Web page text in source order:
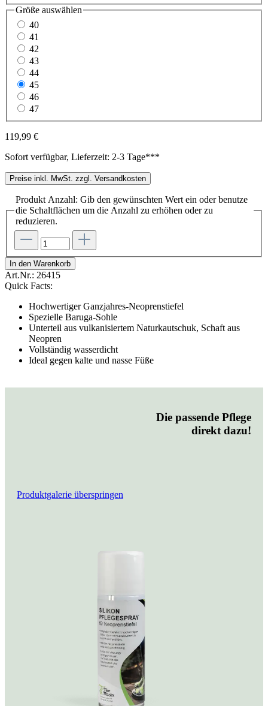
Größe auswählen
40
41
42
43
44
45
46
47
119,99 €
Sofort verfügbar, Lieferzeit: 2-3 Tage***
Preise inkl. MwSt. zzgl. Versandkosten
Produkt Anzahl: Gib den gewünschten Wert ein oder benutze
die Schaltflächen um die Anzahl zu erhöhen oder zu
reduzieren.
In den Warenkorb
Art.Nr.: 26415
Quick Facts:
Hochwertiger Ganzjahres-Neoprenstiefel
Spezielle Baruga-Sohle
Unterteil aus vulkanisiertem Naturkautschuk, Schaft aus
Neopren
Vollständig wasserdicht
Ideal gegen kalte und nasse Füße
Die passende Pflege
direkt dazu!
Produktgalerie überspringen